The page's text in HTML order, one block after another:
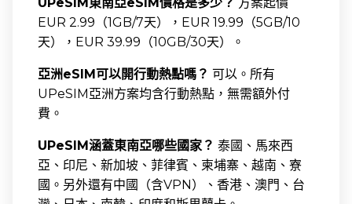
EUR 2.99（1GB/7天），EUR 19.99（5GB/10
天），EUR 39.99（10GB/30天）。
亞洲eSIM可以開行動熱點嗎？ 可以。所有
UPeSIM亞洲方案均含行動熱點，無需額外付
費。
UPeSIM涵蓋東南亞哪些國家？ 泰國、馬來西
亞、印尼、新加坡、菲律賓、柬埔寨、越南、寮
國。另外還有中國（含VPN）、香港、澳門、台